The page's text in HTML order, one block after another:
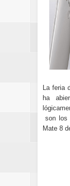
La feria
ha
son los
Mate 8